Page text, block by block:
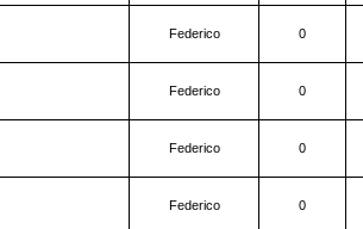
Federico 0
Federico 0
Federico 0
Federico 0